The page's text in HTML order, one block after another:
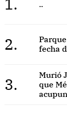
1. ..
2.
fecha
3.
Murió
que